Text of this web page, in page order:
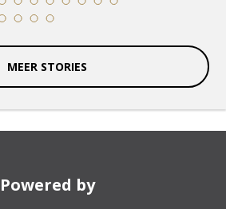
14 15 16
MEER STORIES
Powered by